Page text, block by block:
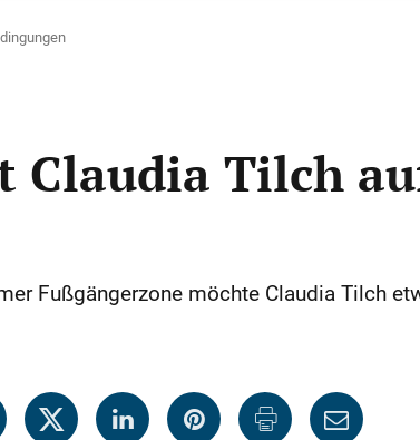
Claudia Tilch
Fußgängerzone möchte Claudia Tilch